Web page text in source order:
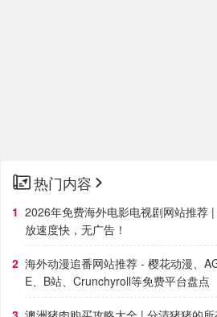
热门内容
2026年免费海外电影电视剧网站推荐 |
放速度快，无广告！
海外动漫追番网站推荐 - 樱花动漫、
E、B站、Crunchyroll等免费平台盘点